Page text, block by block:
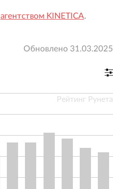
агентством KINETICA.
Обновлено 31.03.2025
Рейтинг Рунета